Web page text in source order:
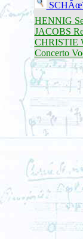
HENNIG
JACOBS
CHRISTIE
Concerto